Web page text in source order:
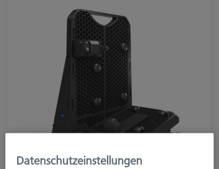
Datenschutzeinstellungen